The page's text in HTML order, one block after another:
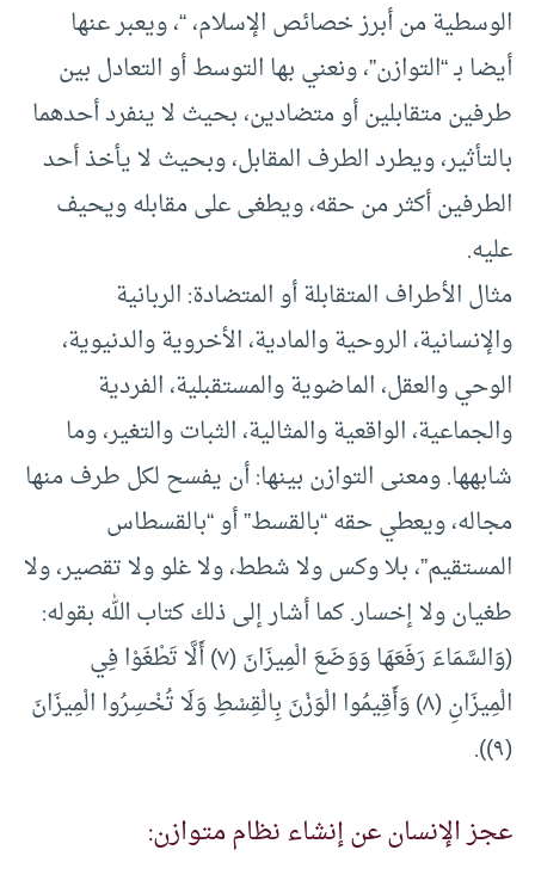
الوسطية من أبرز خصائص الإسلام، “، ويعبر عنها
أيضا بـ “التوازن”، ونعني بها التوسط أو التعادل بين
طرفين متقابلين أو متضادين، بحيث لا ينفرد أحدهما
بالتأثير، ويطرد الطرف المقابل، وبحيث لا يأخذ أحد
الطرفين أكثر من حقه، ويطغى على مقابله ويحيف
عليه.
مثال الأطراف المتقابلة أو المتضادة: الربانية
والإنسانية، الروحية والمادية، الأخروية والدنيوية،
الوحي والعقل، الماضوية والمستقبلية، الفردية
والجماعية، الواقعية والمثالية، الثبات والتغير، وما
شابهها. ومعنى التوازن بينها: أن يفسح لكل طرف منها
مجاله، ويعطي حقه “بالقسط” أو “بالقسطاس
المستقيم”، بلا وكس ولا شطط، ولا غلو ولا تقصير، ولا
طغيان ولا إخسار. كما أشار إلى ذلك كتاب الله بقوله:
(‌وَالسَّمَاءَ ‌رَفَعَهَا وَوَضَعَ الْمِيزَانَ (٧) أَلَّا تَطْغَوْا فِي
الْمِيزَانِ (٨) وَأَقِيمُوا الْوَزْنَ بِالْقِسْطِ وَلَا تُخْسِرُوا الْمِيزَانَ
(٩)).
عجز الإنسان عن إنشاء نظام متوازن: